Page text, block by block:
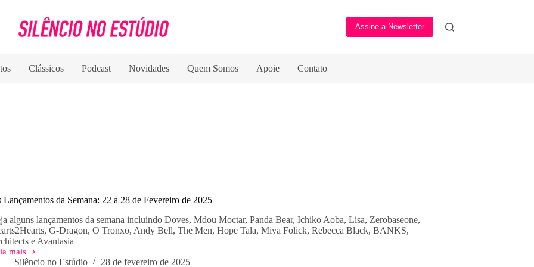
Assine a Newsletter
Clássicos Podcast Novidades Quem Somos Apoie Contato
Lançamentos da Semana: 22 a 28 de Fevereiro de 2025
alguns lançamentos da semana incluindo Doves, Mdou Moctar, Panda Bear, Ichiko Aoba, Lisa, Zerobaseone,
G-Dragon, O Tronxo, Andy Bell, The Men, Hope Tala, Miya Folick, Rebecca Black, BANKS,
e Avantasia
mais
Silêncio no Estúdio 28 de fevereiro de 2025